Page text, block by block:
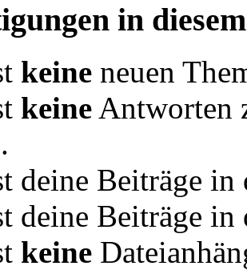
in
keine neuen
keine Antworten
deine Beiträge
deine Beiträge
keine